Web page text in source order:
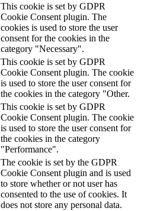
This cookie is set by GDPR
Cookie Consent plugin. The
cookies is used to store the user
consent for the cookies in the
category "Necessary".
This cookie is set by GDPR
Cookie Consent plugin. The cookie
is used to store the user consent for
the cookies in the category "Other.
This cookie is set by GDPR
Cookie Consent plugin. The cookie
is used to store the user consent for
the cookies in the category
"Performance".
The cookie is set by the GDPR
Cookie Consent plugin and is used
to store whether or not user has
consented to the use of cookies. It
does not store any personal data.